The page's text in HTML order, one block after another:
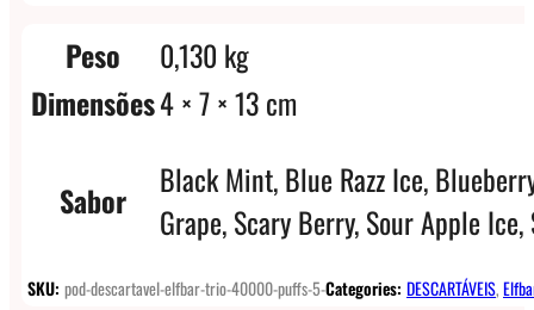
Peso
0,130 kg
Dimensões4 × 7 × 13 cm
Sabor
Black Mint, Blue Razz Ice,
Grape, Scary Berry, Sour Apple
SKU: pod-descartavel-elfbar-trio-40000-puffs-5-Categories: DESCARTÁVEIS,